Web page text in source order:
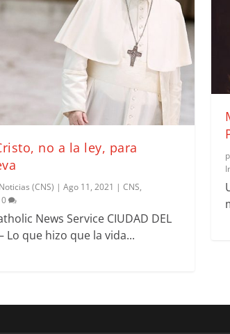
no a la ley, para
(CNS) |Ago 11, 2021 |CNS,
0
News Service CIUDAD DEL
Lo que hizo que la vida...